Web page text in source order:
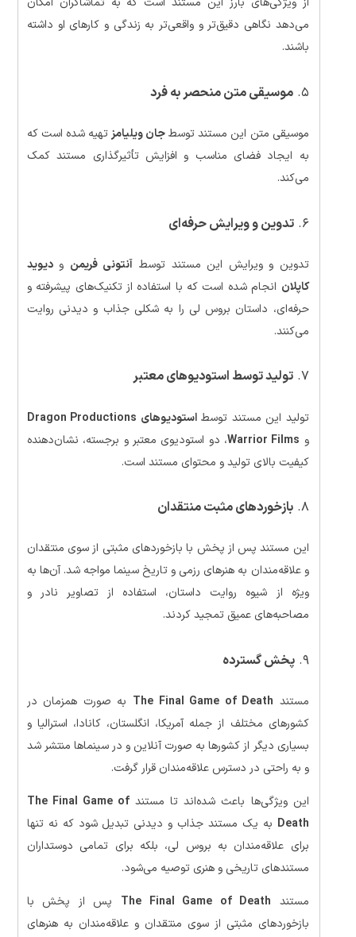
می‌دهد نگاهی دقیق‌تر و واقعی‌تر به زندگی و کارهای او داشته
باشند.
۵. موسیقی متن منحصر به فرد
موسیقی متن این مستند توسطجان ویلیامزتهیه شده است که
به ایجاد فضای مناسب و افزایش تأثیرگذاری مستند کمک
می‌کند.
۶. تدوین و ویرایش حرفه‌ای
تدوین و ویرایش این مستند توسط آنتونی فریمن ودیوید
کاپلان انجام شده است که با استفاده از تکنیک‌های پیشرفته و
حرفه‌ای، داستان بروس لی را به شکلی جذاب و دیدنی روایت
می‌کنند.
۷. تولید توسط استودیوهای معتبر
تولید این مستند توسطاستودیوهای Dragon Productions
و Warrior Films، دو استودیوی معتبر و برجسته، نشان‌دهنده
کیفیت بالای تولید و محتوای مستند است.
۸. بازخوردهای مثبت منتقدان
این مستند پس از پخش با بازخوردهای مثبتی از سوی منتقدان
و علاقه‌مندان به هنرهای رزمی و تاریخ سینما مواجه شد. آن‌ها به
ویژه از شیوه روایت داستان، استفاده از تصاویر نادر و
مصاحبه‌های عمیق تمجید کردند.
۹. پخش گسترده
مستند The Final Game of Death به صورت همزمان در
کشورهای مختلف از جمله آمریکا، انگلستان، کانادا، استرالیا و
بسیاری دیگر از کشورها به صورت آنلاین و در سینماها منتشر شد
و به راحتی در دسترس علاقه‌مندان قرار گرفت.
این ویژگی‌ها باعث شده‌اند تا مستند The Final Game of
Death به یک مستند جذاب و دیدنی تبدیل شود که نه تنها
برای علاقه‌مندان به بروس لی، بلکه برای تمامی دوستداران
مستندهای تاریخی و هنری توصیه می‌شود.
مستند The Final Game of Death پس از پخش با
بازخوردهای مثبتی از سوی منتقدان و علاقه‌مندان به هنرهای